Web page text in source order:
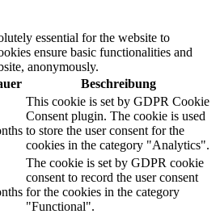
essential for the website to
ensure basic functionalities and
anonymously.
Beschreibung
This cookie is set by GDPR Cookie
Consent plugin. The cookie is used
to store the user consent for the
cookies in the category "Analytics".
The cookie is set by GDPR cookie
consent to record the user consent
for the cookies in the category
"Functional".